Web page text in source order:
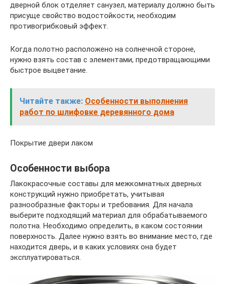
дверной блок отделяет санузел, материалу должно быть
присуще свойство водостойкости, необходим
противогрибковый эффект.
Когда полотно расположено на солнечной стороне,
нужно взять состав с элементами, предотвращающими
быстрое выцветание.
Читайте также: Особенности выполнения
работ по шлифовке деревянного дома
Покрытие двери лаком
Особенности выбора
Лакокрасочные составы для межкомнатных дверных
конструкций нужно приобретать, учитывая
разнообразные факторы и требования. Для начала
выберите подходящий материал для обрабатываемого
полотна. Необходимо определить, в каком состоянии
поверхность. Далее нужно взять во внимание место, где
находится дверь, и в каких условиях она будет
эксплуатироваться.